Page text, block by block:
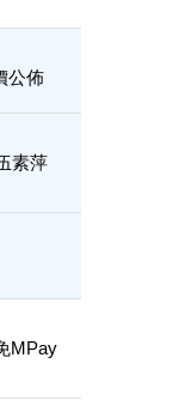
公佈
素萍
MPay